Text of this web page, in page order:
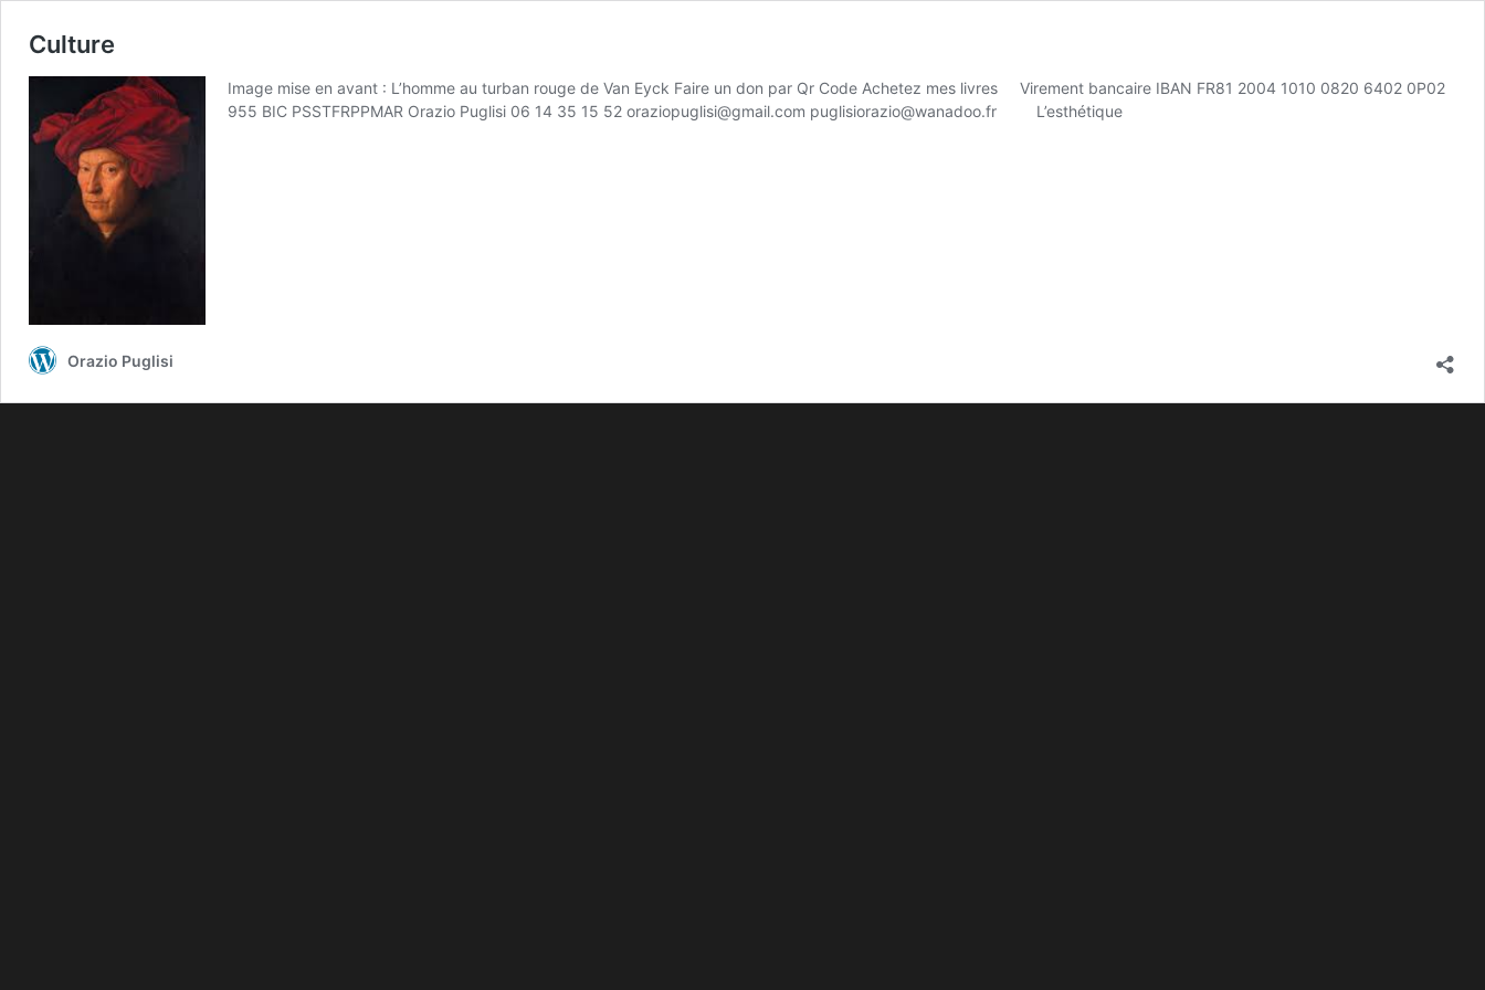
Culture
Image mise en avant : L’homme au turban rouge de Van Eyck Faire un don par Qr Code Achetez mes livres Virement bancaire IBAN FR81 2004 1010 0820 6402 0P02
955 BIC PSSTFRPPMAR Orazio Puglisi 06 14 35 15 52 oraziopuglisi@gmail.com puglisiorazio@wanadoo.fr L’esthétique
Orazio Puglisi